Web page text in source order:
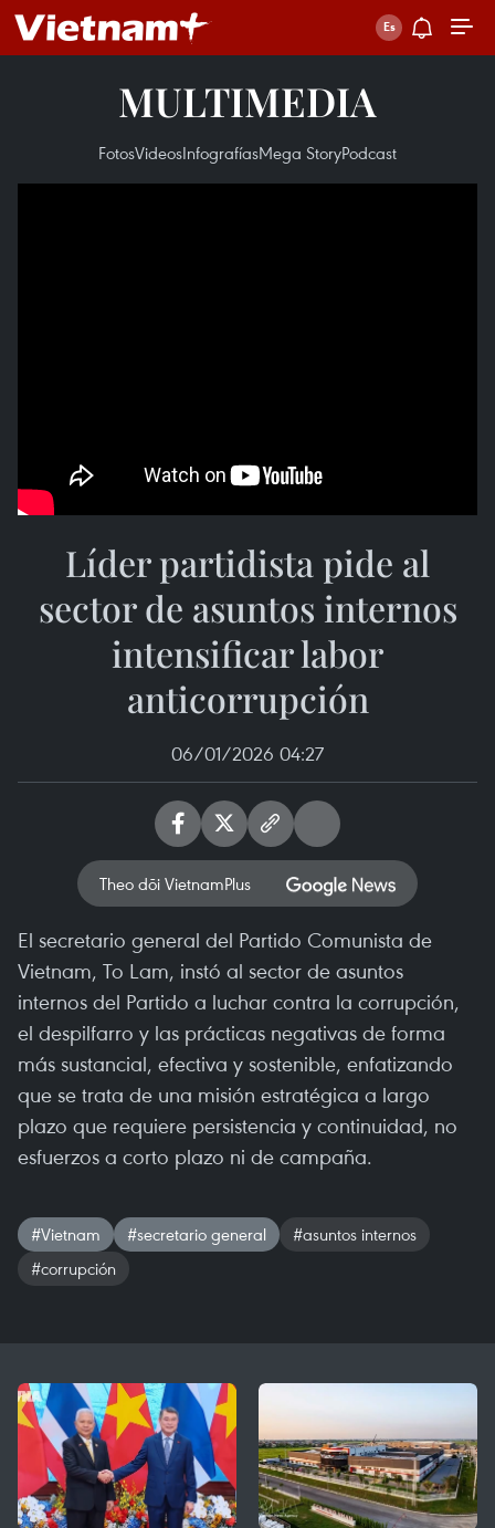
MULTIMEDIA
FotosVideosInfografíasMega StoryPodcast
Líder partidista pide al
sector de asuntos internos
intensificar labor
anticorrupción
06/01/2026 04:27
Theo dõi VietnamPlus
El secretario general del Partido Comunista de
Vietnam, To Lam, instó al sector de asuntos
internos del Partido a luchar contra la corrupción,
el despilfarro y las prácticas negativas de forma
más sustancial, efectiva y sostenible, enfatizando
que se trata de una misión estratégica a largo
plazo que requiere persistencia y continuidad, no
esfuerzos a corto plazo ni de campaña.
#Vietnam #secretario general
#asuntos internos
#corrupción